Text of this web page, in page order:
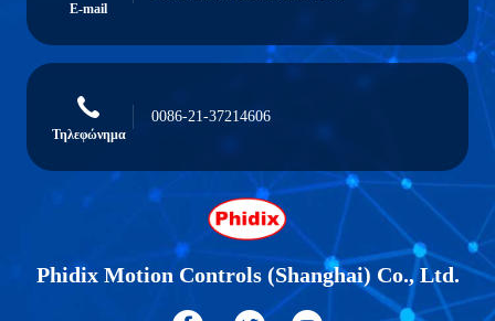
E-mail
Τηλεφώνημα
0086-21-37214606
Phidix Motion Controls (Shanghai) Co., Ltd.